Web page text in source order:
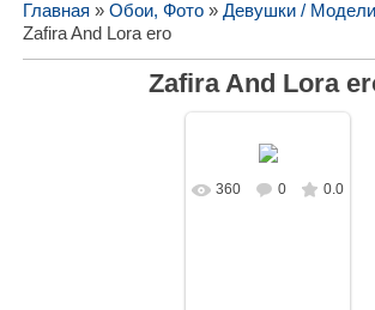
Главная » Обои, Фото» Девушки / Модели
Zafira And Lora ero
Zafira And Lora
В реальном
360 0 0.0